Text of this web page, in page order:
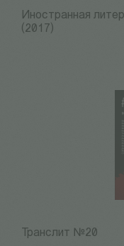
Иностранная
(2017)
Транслит №20